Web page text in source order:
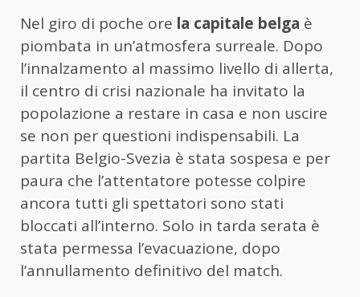
Nel giro di poche ore la capitale belga è
piombata in un’atmosfera surreale. Dopo
l’innalzamento al massimo livello di allerta,
il centro di crisi nazionale ha invitato la
popolazione a restare in casa e non uscire
se non per questioni indispensabili. La
partita Belgio-Svezia è stata sospesa e per
paura che l’attentatore potesse colpire
ancora tutti gli spettatori sono stati
bloccati all’interno. Solo in tarda serata è
stata permessa l’evacuazione, dopo
l’annullamento definitivo del match.